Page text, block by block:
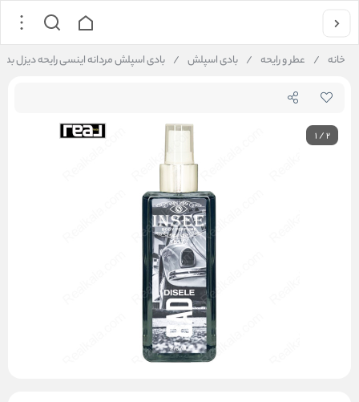
خانه / عطر و رایحه / بادی اسپلش / بادی اسپلش مردانه اینسی رایحه دیزل بد | Insee Body Splash Diesel Bad 275ml
1/2